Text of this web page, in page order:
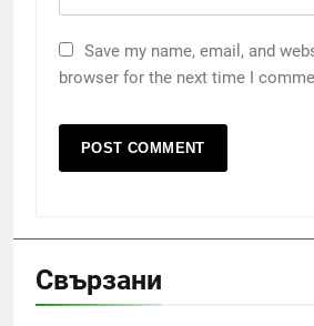
Save my name, email, and
browser for the next time I
Свързани